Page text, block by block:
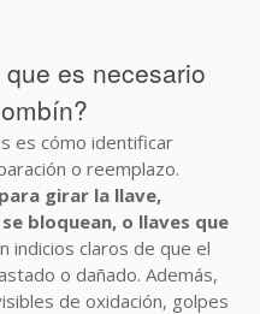
es necesario
es cómo identificar
o reemplazo.
girar la llave,
bloquean, o llaves que
indicios claros de que el
o dañado. Además,
de oxidación, golpes